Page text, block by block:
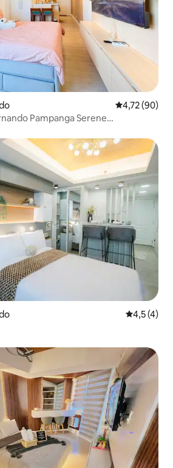
Средна
4,72 (90)
Pampanga Serene
Средна
4,5 (4)